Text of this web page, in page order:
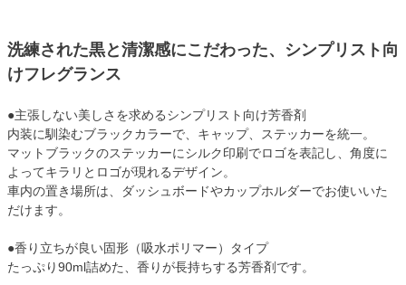
洗練された黒と清潔感にこだわった、シンプリスト向
けフレグランス
●主張しない美しさを求めるシンプリスト向け芳香剤
内装に馴染むブラックカラーで、キャップ、ステッカーを統一。
マットブラックのステッカーにシルク印刷でロゴを表記し、角度に
よってキラリとロゴが現れるデザイン。
車内の置き場所は、ダッシュボードやカップホルダーでお使いいた
だけます。
●香り立ちが良い固形（吸水ポリマー）タイプ
たっぷり90ml詰めた、香りが長持ちする芳香剤です。